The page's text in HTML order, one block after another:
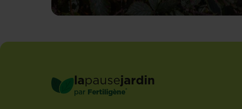
ronces
sont
France
et
lapausejardin
par Fertiligène®